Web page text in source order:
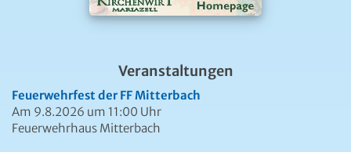
Veranstaltungen
Feuerwehrfest der FF Mitterbach
Am 9.8.2026 um 11:00 Uhr
Feuerwehrhaus Mitterbach